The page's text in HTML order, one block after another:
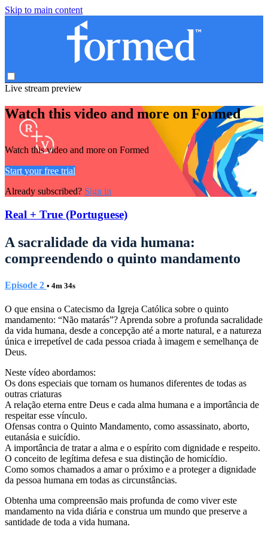
Skip to main content
Live stream preview
Watch this video and more on Formed
Watch this video and more on Formed
Start your free trial
Already subscribed? Sign in
Real + True (Portuguese)
A sacralidade da vida humana:
compreendendo o quinto mandamento
Episode 2 • 4m 34s
O que ensina o Catecismo da Igreja Católica sobre o quinto
mandamento: “Não matarás”? Aprenda sobre a profunda sacralidade
da vida humana, desde a concepção até a morte natural, e a natureza
única e irrepetível de cada pessoa criada à imagem e semelhança de
Deus.
Neste vídeo abordamos:
Os dons especiais que tornam os humanos diferentes de todas as
outras criaturas
A relação eterna entre Deus e cada alma humana e a importância de
respeitar esse vínculo.
Ofensas contra o Quinto Mandamento, como assassinato, aborto,
eutanásia e suicídio.
A importância de tratar a alma e o espírito com dignidade e respeito.
O conceito de legítima defesa e sua distinção de homicídio.
Como somos chamados a amar o próximo e a proteger a dignidade
da pessoa humana em todas as circunstâncias.
Obtenha uma compreensão mais profunda de como viver este
mandamento na vida diária e construa um mundo que preserve a
santidade de toda a vida humana.